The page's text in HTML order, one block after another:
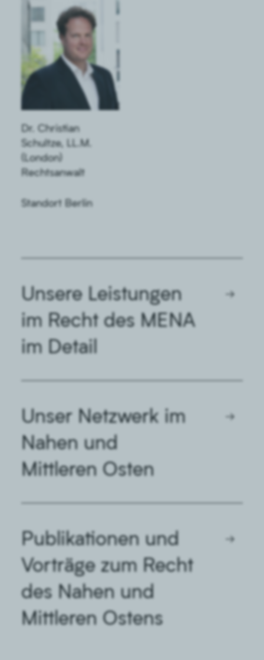
Dr. Christian
Schultze, LL.M.
(London)
Rechtsanwalt
Standort Berlin
Unsere Leistungen
im Recht des MENA
im Detail
→
Unser Netzwerk im
Nahen und
Mittleren Osten
→
Publikationen und
Vorträge zum Recht
des Nahen und
Mittleren Ostens
→